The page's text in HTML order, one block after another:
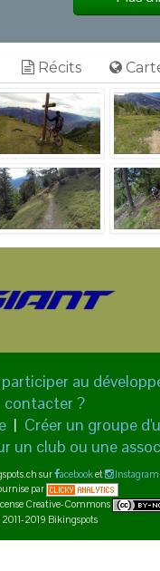
Récits
participer au
contacter ?
| Créer un groupe
un club ou une
sur acebooket
Instagram
par
Creative-Commons
2019 Bikingspots